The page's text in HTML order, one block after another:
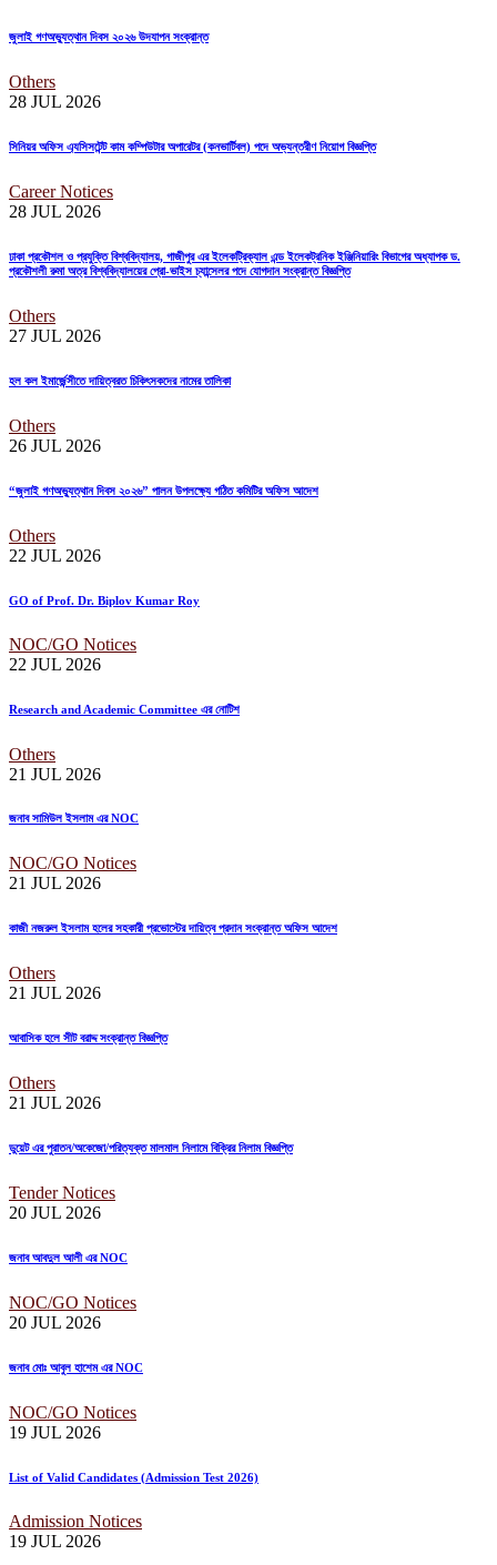
জুলাই গণঅভ্যুত্থান দিবস ২০২৬ উদযাপন সংক্রান্ত
Others
28 JUL 2026
সিনিয়র অফিস এ্যসিসটেন্ট কাম কম্পিউটার অপারেটর (কনভার্টিবল) পদে অভ্যন্তরীণ নিয়োগ বিজ্ঞপ্তি
Career Notices
28 JUL 2026
ঢাকা প্রকৌশল ও প্রযুক্তি বিশ্ববিদ্যালয়, গাজীপুর এর ইলেকট্রিক্যাল এন্ড ইলেকট্রনিক ইঞ্জিনিয়ারিং বিভাগের অধ্যাপক ড.
প্রকৌশলী রুমা অত্র বিশ্ববিদ্যালয়ের প্রো-ভাইস চ্যান্সেলর পদে যোগদান সংক্রান্ত বিজ্ঞপ্তি
Others
27 JUL 2026
হল কল ইমার্জেন্সীতে দায়িত্বরত চিকিৎসকদের নামের তালিকা
Others
26 JUL 2026
“জুলাই গণঅভ্যুত্থান দিবস ২০২৬” পালন উপলক্ষ্যে গঠিত কমিটির অফিস আদেশ
Others
22 JUL 2026
GO of Prof. Dr. Biplov Kumar Roy
NOC/GO Notices
22 JUL 2026
Research and Academic Committee এর নোটিশ
Others
21 JUL 2026
জনাব সামিউল ইসলাম এর NOC
NOC/GO Notices
21 JUL 2026
কাজী নজরুল ইসলাম হলের সহকারী প্রভোস্টের দায়িত্ব প্রদান সংক্রান্ত অফিস আদেশ
Others
21 JUL 2026
আবাসিক হলে সীট বরাদ্দ সংক্রান্ত বিজ্ঞপ্তি
Others
21 JUL 2026
ডুয়েট এর পুরাতন/অকেজো/পরিত্যক্ত মালমাল নিলামে বিক্রির নিলাম বিজ্ঞপ্তি
Tender Notices
20 JUL 2026
জনাব আবদুল আলী এর NOC
NOC/GO Notices
20 JUL 2026
জনাব মোঃ আবুল হাশেম এর NOC
NOC/GO Notices
19 JUL 2026
List of Valid Candidates (Admission Test 2026)
Admission Notices
19 JUL 2026